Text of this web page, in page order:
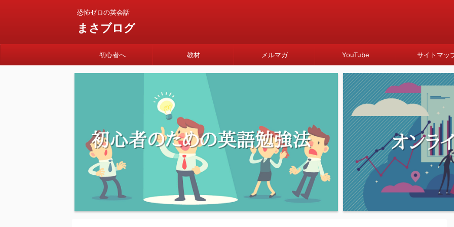
恐怖ゼロの英会話
まさブログ
初心者へ 教材 メルマガ YouTube サイトマッ